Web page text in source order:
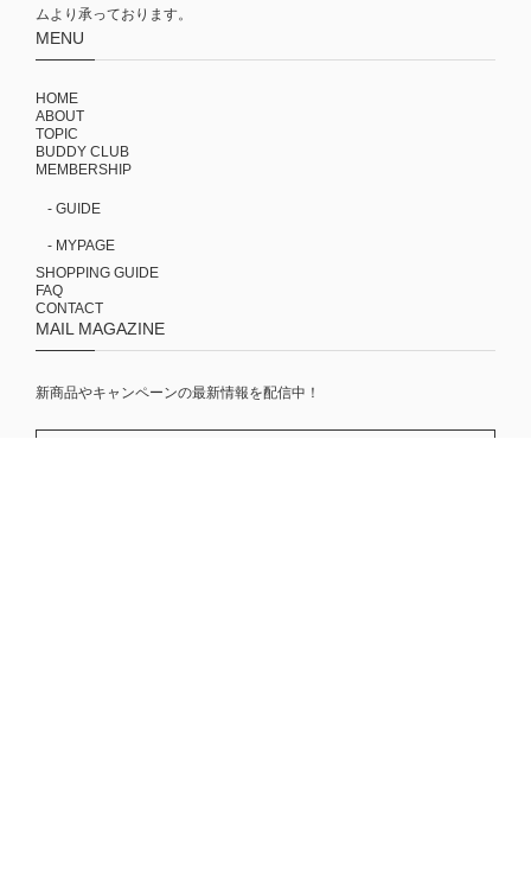
ムより承っております。
MENU
HOME
ABOUT
TOPIC
BUDDY CLUB
MEMBERSHIP
- GUIDE
- MYPAGE
SHOPPING GUIDE
FAQ
CONTACT
MAIL MAGAZINE
新商品やキャンペーンの最新情報を配信中！